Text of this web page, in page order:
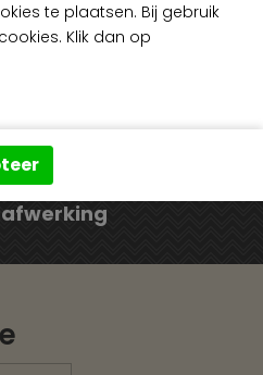
te plaatsen. Bij gebruik
Klik dan op
vanaf €50,-